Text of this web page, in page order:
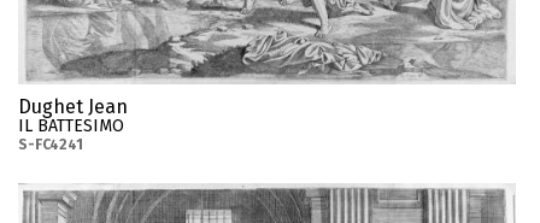
Dughet Jean
IL BATTESIMO
S-FC4241